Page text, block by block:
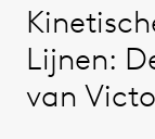
Lijnen:
van